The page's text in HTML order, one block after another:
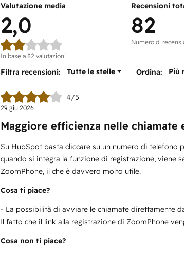
Valutazione media
2,0
In base a 82 valutazioni
Recensioni
82
Numero di
Filtra recensioni:
Tutte le stelle Ordina: Più
4/5
29 giu 2026
Maggiore efficienza nelle
Su HubSpot basta cliccare su un numero di
quando si integra la funzione di registrazione, viene
ZoomPhone, il che è davvero molto utile.
Cosa ti piace?
- La possibilità di avviare le chiamate direttamente
Il fatto che il link alla registrazione di ZoomPhone
Cosa non ti piace?